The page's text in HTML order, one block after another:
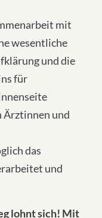
mit
wesentliche
und die
für
Ärztinnen und
das
und
lohnt sich! Mit